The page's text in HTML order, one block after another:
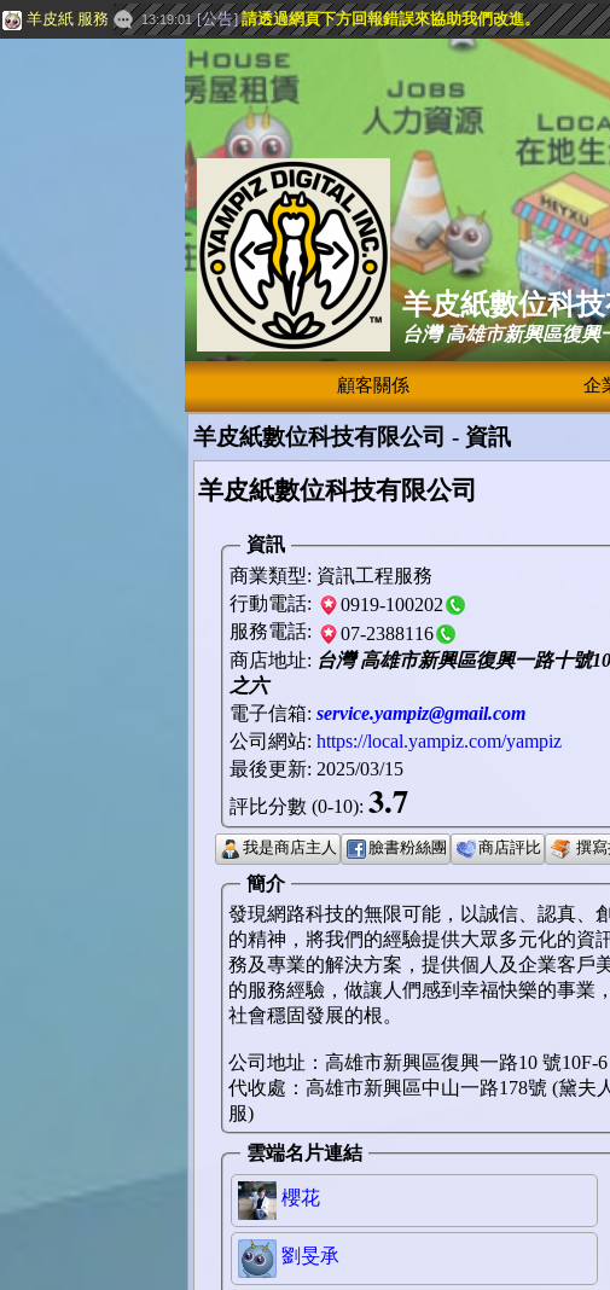
羊皮紙 服務 13:19:01 [公告]請透過網頁下方回報錯誤來協助我們改進。
羊皮紙數位科技
台灣 高雄市新興區復興
顧客關係 企
羊皮紙數位科技有限公司 - 資訊
羊皮紙數位科技有限公司
資訊
商業類型: 資訊工程服務
行動電話:
0919-100202
服務電話:
07-2388116
商店地址: 台灣 高雄市新興區復興一路十號
之六
電子信箱: service.yampiz@gmail.com
公司網站: https://local.yampiz.com/yampiz
最後更新: 2025/03/15
評比分數 (0-10): 3.7
我是商店主人 臉書粉絲團 商店評比 撰
簡介
發現網路科技的無限可能，以誠信、認真、
的精神，將我們的經驗提供大眾多元化的資
務及專業的解決方案，提供個人及企業客戶
的服務經驗，做讓人們感到幸福快樂的事業
社會穩固發展的根。
公司地址：高雄市新興區復興一路10 號10F-6
代收處：高雄市新興區中山一路178號 (黛夫
服)
雲端名片連結
櫻花
劉旻承